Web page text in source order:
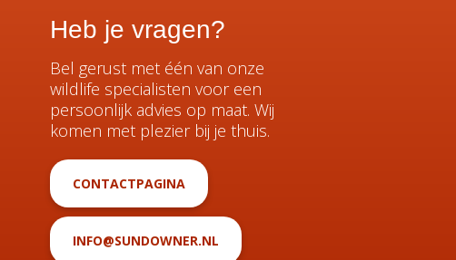
Heb je vragen?
Bel gerust met één van onze
wildlife specialisten voor een
persoonlijk advies op maat. Wij
komen met plezier bij je thuis.
CONTACTPAGINA
INFO@SUNDOWNER.NL